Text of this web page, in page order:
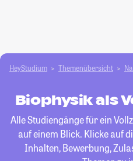
HeyStudium Themenübersicht
Biophysik als
Alle Studiengänge für ein
auf einem Blick. Klicke auf
Inhalten, Bewerbung,